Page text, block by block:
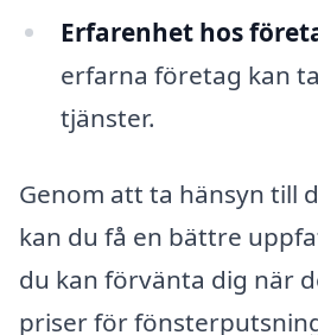
Erfarenhet hos
erfarna företag kan
tjänster.
Genom att ta hänsyn till
kan du få en bättre
du kan förvänta dig när
priser för